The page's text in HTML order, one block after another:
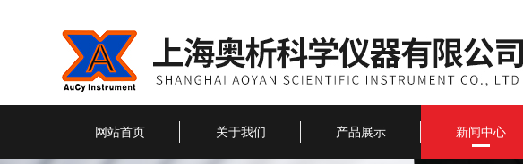
网站首页 关于我们 产品展示 新闻中心